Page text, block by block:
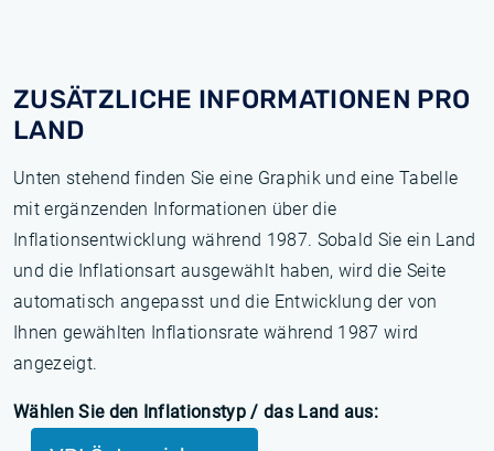
ZUSÄTZLICHE INFORMATIONEN PRO
LAND
Unten stehend finden Sie eine Graphik und eine Tabelle
mit ergänzenden Informationen über die
Inflationsentwicklung während 1987. Sobald Sie ein Land
und die Inflationsart ausgewählt haben, wird die Seite
automatisch angepasst und die Entwicklung der von
Ihnen gewählten Inflationsrate während 1987 wird
angezeigt.
Wählen Sie den Inflationstyp / das Land aus: